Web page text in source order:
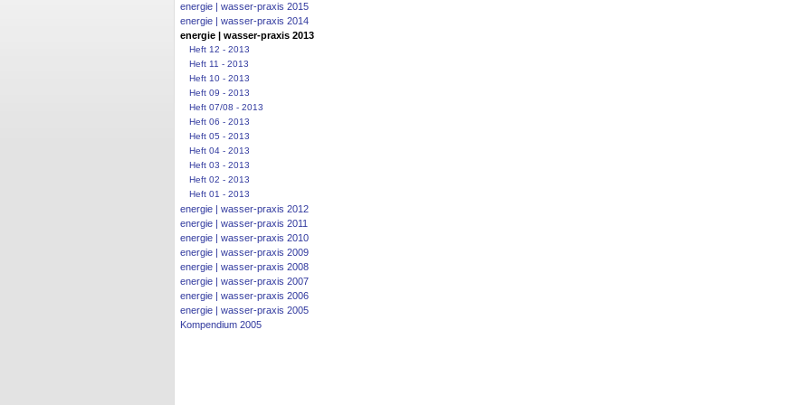
energie | wasser-praxis 2015
energie | wasser-praxis 2014
energie | wasser-praxis 2013
Heft 12 - 2013
Heft 11 - 2013
Heft 10 - 2013
Heft 09 - 2013
Heft 07/08 - 2013
Heft 06 - 2013
Heft 05 - 2013
Heft 04 - 2013
Heft 03 - 2013
Heft 02 - 2013
Heft 01 - 2013
energie | wasser-praxis 2012
energie | wasser-praxis 2011
energie | wasser-praxis 2010
energie | wasser-praxis 2009
energie | wasser-praxis 2008
energie | wasser-praxis 2007
energie | wasser-praxis 2006
energie | wasser-praxis 2005
Kompendium 2005